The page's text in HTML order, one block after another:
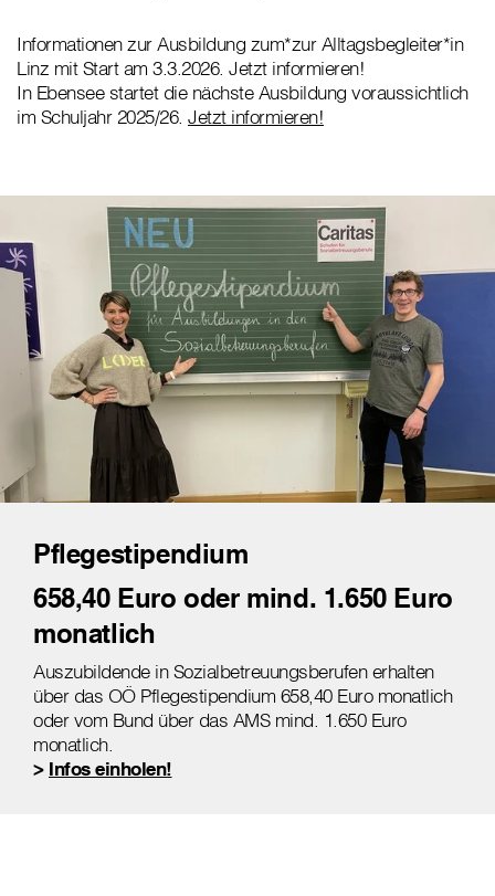
Informationen zur Ausbildung zum*zur Alltagsbegleiter*in
Linz mit Start am 3.3.2026. Jetzt informieren!
In Ebensee startet die nächste Ausbildung voraussichtlich
im Schuljahr 2025/26. Jetzt informieren!
Pflegestipendium
658,40 Euro oder mind. 1.650 Euro
monatlich
Auszubildende in Sozialbetreuungsberufen erhalten
über das OÖ Pflegestipendium 658,40 Euro monatlich
oder vom Bund über das AMS mind. 1.650 Euro
monatlich.
> Infos einholen!